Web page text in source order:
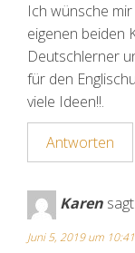
Ich wünsche
eigenen beiden
Deutschlerner
für den
viele Ideen!!.
Antworten
Karen sagt:
Juni 5, 2019 um